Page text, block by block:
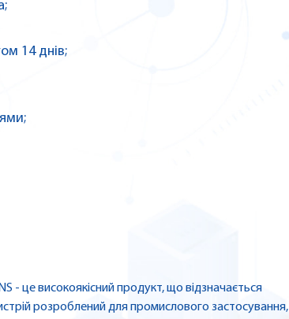
14 днів;
- це високоякісний продукт, що відзначається
розроблений для промислового застосування,